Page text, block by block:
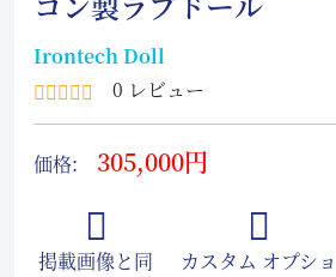
Irontech Doll
0 レビュー
価格: 305,000円
掲載画像と同
カスタム オプショ